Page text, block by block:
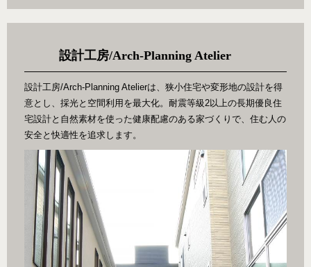
設計工房/Arch-Planning Atelier
設計工房/Arch-Planning Atelierは、狭小住宅や変形地の設計を得
意とし、採光と空間利用を最大化。耐震等級2以上の長期優良住
宅設計と自然素材を使った健康配慮のある家づくりで、住む人の
安全と快適性を追求します。